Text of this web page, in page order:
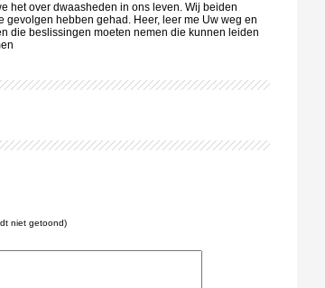
het over dwaasheden in ons leven. Wij beiden
hebben gehad. Heer, leer me Uw weg en
die beslissingen moeten nemen die kunnen leiden
niet getoond)